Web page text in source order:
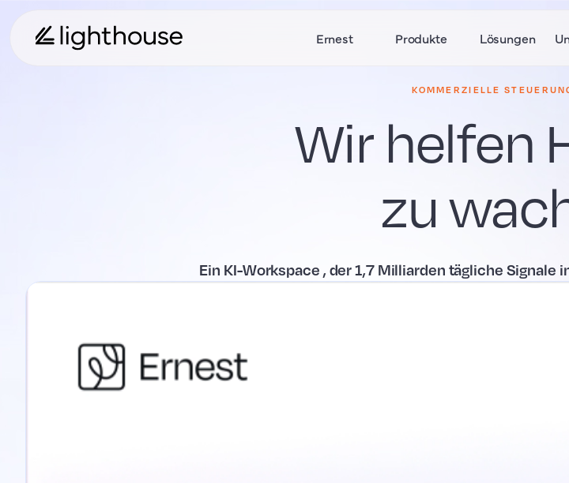
Ernest Produkte Lösungen
KOMMERZIELLE
Wir helfen
zu
Ein KI-Workspace , der 1,7 Milliarden tägliche